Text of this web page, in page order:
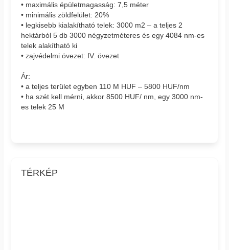
• maximális épületmagasság: 7,5 méter
• minimális zöldfelület: 20%
• legkisebb kialakítható telek: 3000 m2 – a teljes 2
hektárból 5 db 3000 négyzetméteres és egy 4084 nm-es
telek alakítható ki
• zajvédelmi övezet: IV. övezet
Ár:
• a teljes terület egyben 110 M HUF – 5800 HUF/nm
• ha szét kell mérni, akkor 8500 HUF/ nm, egy 3000 nm-
es telek 25 M
TÉRKÉP